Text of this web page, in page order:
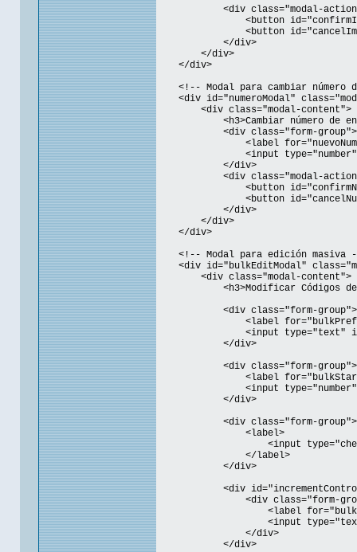
<div class="modal-
<button
<button id="cancelImportBtn"
</div>
</div>
</div>
<!-- Modal para cambiar número
<div id="numeroModal"
<div class="modal-content">
<h3>Cambiar número de
<div class="form-group">
<label
<input type="number"
</div>
<div class="modal-
<button
<button
</div>
</div>
</div>
<!-- Modal para edición masiva
<div id="bulkEditModal"
<div class="modal-content">
<h3>Modificar Códigos de
<div class="form-group">
<label
<input type="text"
</div>
<div class="form-group">
<label
<input type="number"
</div>
<div class="form-group">
<label>
<input type="checkbox"
</label>
</div>
<div id="incrementControls"
<div class="form-
<label
<input type="text"
</div>
</div>